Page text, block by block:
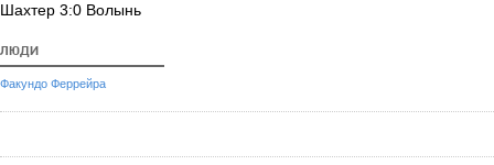
Шахтер 3:0 Волынь
ЛЮДИ
Факундо Феррейра